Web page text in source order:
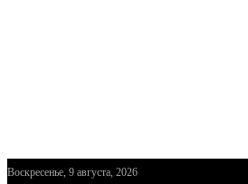
Воскресенье, 9 августа, 2026